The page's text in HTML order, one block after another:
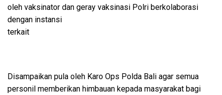
oleh vaksinator dan geray vaksinasi Polri berkolaborasi
dengan instansi
terkait
Disampaikan pula oleh Karo Ops Polda Bali agar semua
personil memberikan himbauan kepada masyarakat bagi